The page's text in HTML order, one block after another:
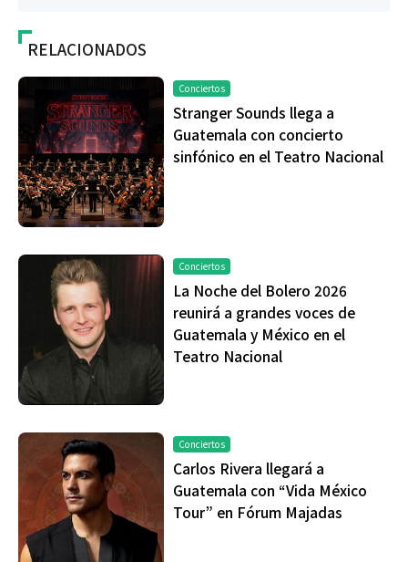
RELACIONADOS
Conciertos
Stranger Sounds llega a
Guatemala con concierto
sinfónico en el Teatro Nacional
Conciertos
La Noche del Bolero 2026
reunirá a grandes voces de
Guatemala y México en el
Teatro Nacional
Conciertos
Carlos Rivera llegará a
Guatemala con “Vida México
Tour” en Fórum Majadas